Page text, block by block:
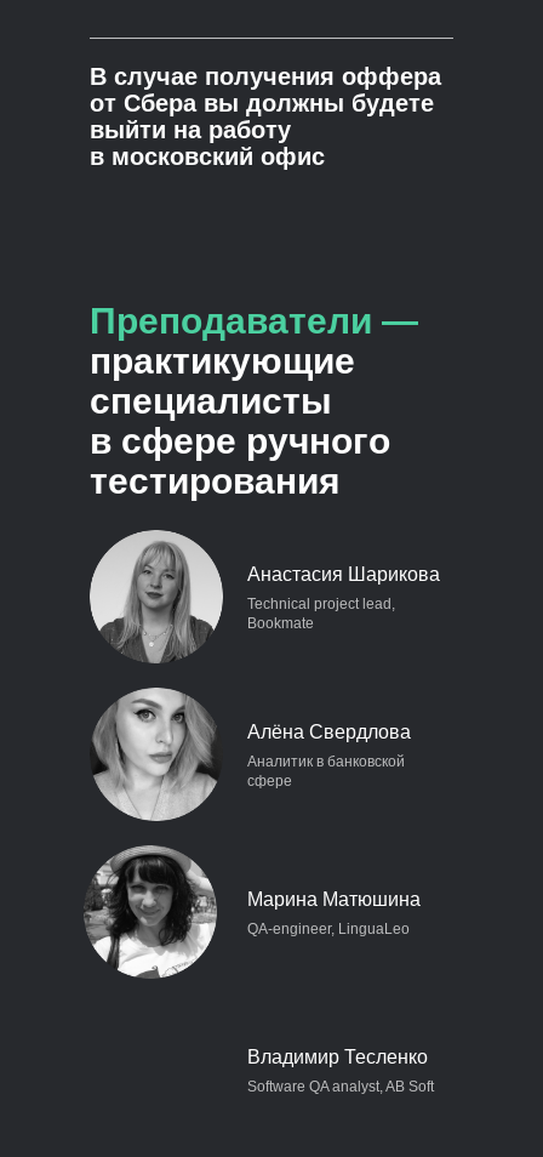
В случае получения оффера
от Сбера вы должны будете
выйти на работу
в московский офис
Преподаватели —
практикующие
специалисты
в сфере ручного
тестирования
Technical project lead,
Bookmate
Анастасия Шарикова
Аналитик в банковской
сфере
Алёна Свердлова
QA-engineer, LinguaLeo
Марина Матюшина
Software QA analyst, AB Soft
Владимир Тесленко